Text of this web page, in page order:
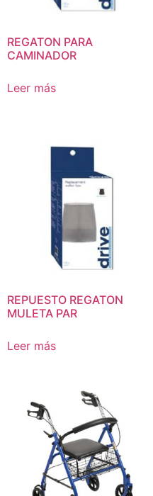
REGATON PARA
CAMINADOR
Leer más
REPUESTO REGATON
MULETA PAR
Leer más